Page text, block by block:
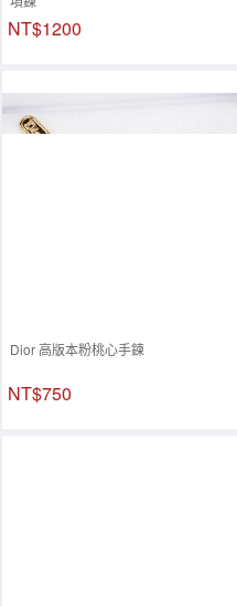
NT$1200
Dior 高版本粉桃心手鍊
NT$750